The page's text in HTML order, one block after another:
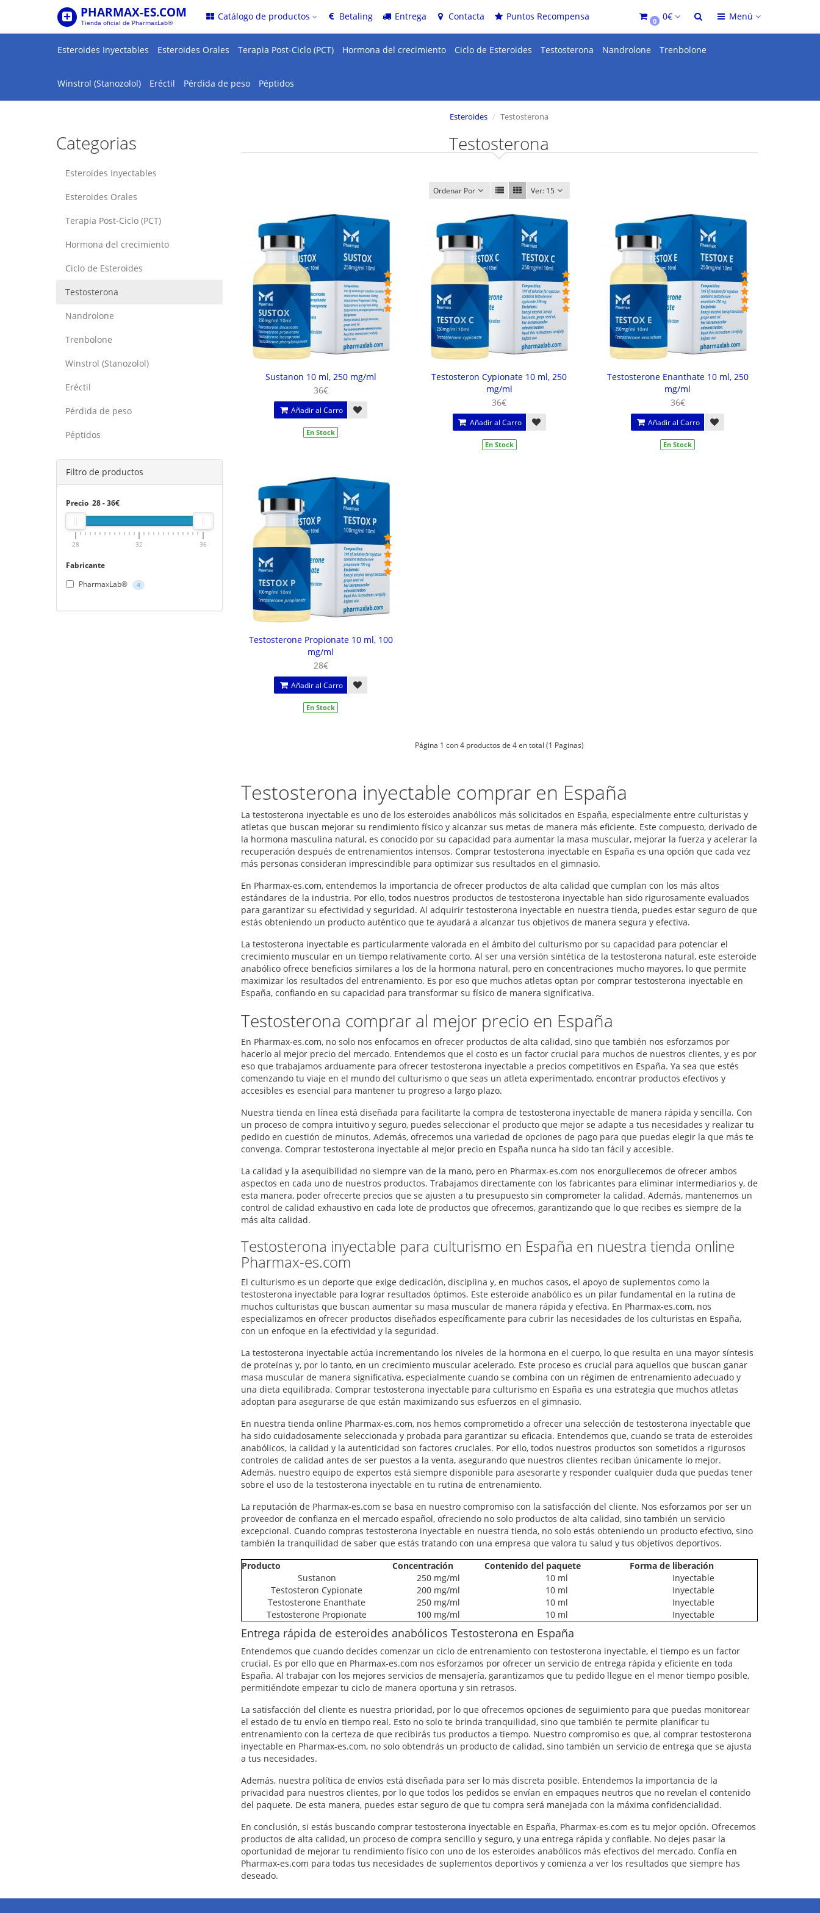
PHARMAX-ES.COM
Tienda oficial de PharmaxLab®
Catálogo de productos Betaling Entrega Contacta Puntos Recompensa 0 0€ Menú
Esteroides Inyectables Esteroides Orales Terapia Post-Ciclo (PCT) Hormona del crecimiento Ciclo de Esteroides Testosterona Nandrolone Trenbolone
Winstrol (Stanozolol) Eréctil Pérdida de peso Péptidos
Categorias
Esteroides Inyectables
Esteroides Orales
Terapia Post-Ciclo (PCT)
Hormona del crecimiento
Ciclo de Esteroides
Testosterona
Nandrolone
Trenbolone
Winstrol (Stanozolol)
Eréctil
Pérdida de peso
Péptidos
Filtro de productos
Precio 28-36€
28 32 36
Fabricante
PharmaxLab®
4
Esteroides Testosterona
Testosterona
Ordenar Por Ver: 15
Sustanon 10 ml, 250 mg/ml
36€
Añadir al Carro
En Stock
Testosteron Cypionate 10 ml, 250
mg/ml
36€
Añadir al Carro
En Stock
Testosterone Enanthate 10 ml, 250
mg/ml
36€
Añadir al Carro
En Stock
Testosterone Propionate 10 ml, 100
mg/ml
28€
Añadir al Carro
En Stock
Página 1 con 4 productos de 4 en total (1 Paginas)
Testosterona inyectable comprar en España
La testosterona inyectable es uno de los esteroides anabólicos más solicitados en España, especialmente entre culturistas y
atletas que buscan mejorar su rendimiento físico y alcanzar sus metas de manera más eficiente. Este compuesto, derivado de
la hormona masculina natural, es conocido por su capacidad para aumentar la masa muscular, mejorar la fuerza y acelerar la
recuperación después de entrenamientos intensos. Comprar testosterona inyectable en España es una opción que cada vez
más personas consideran imprescindible para optimizar sus resultados en el gimnasio.
En Pharmax-es.com, entendemos la importancia de ofrecer productos de alta calidad que cumplan con los más altos
estándares de la industria. Por ello, todos nuestros productos de testosterona inyectable han sido rigurosamente evaluados
para garantizar su efectividad y seguridad. Al adquirir testosterona inyectable en nuestra tienda, puedes estar seguro de que
estás obteniendo un producto auténtico que te ayudará a alcanzar tus objetivos de manera segura y efectiva.
La testosterona inyectable es particularmente valorada en el ámbito del culturismo por su capacidad para potenciar el
crecimiento muscular en un tiempo relativamente corto. Al ser una versión sintética de la testosterona natural, este esteroide
anabólico ofrece beneficios similares a los de la hormona natural, pero en concentraciones mucho mayores, lo que permite
maximizar los resultados del entrenamiento. Es por eso que muchos atletas optan por comprar testosterona inyectable en
España, confiando en su capacidad para transformar su físico de manera significativa.
Testosterona comprar al mejor precio en España
En Pharmax-es.com, no solo nos enfocamos en ofrecer productos de alta calidad, sino que también nos esforzamos por
hacerlo al mejor precio del mercado. Entendemos que el costo es un factor crucial para muchos de nuestros clientes, y es por
eso que trabajamos arduamente para ofrecer testosterona inyectable a precios competitivos en España. Ya sea que estés
comenzando tu viaje en el mundo del culturismo o que seas un atleta experimentado, encontrar productos efectivos y
accesibles es esencial para mantener tu progreso a largo plazo.
Nuestra tienda en línea está diseñada para facilitarte la compra de testosterona inyectable de manera rápida y sencilla. Con
un proceso de compra intuitivo y seguro, puedes seleccionar el producto que mejor se adapte a tus necesidades y realizar tu
pedido en cuestión de minutos. Además, ofrecemos una variedad de opciones de pago para que puedas elegir la que más te
convenga. Comprar testosterona inyectable al mejor precio en España nunca ha sido tan fácil y accesible.
La calidad y la asequibilidad no siempre van de la mano, pero en Pharmax-es.com nos enorgullecemos de ofrecer ambos
aspectos en cada uno de nuestros productos. Trabajamos directamente con los fabricantes para eliminar intermediarios y, de
esta manera, poder ofrecerte precios que se ajusten a tu presupuesto sin comprometer la calidad. Además, mantenemos un
control de calidad exhaustivo en cada lote de productos que ofrecemos, garantizando que lo que recibes es siempre de la
más alta calidad.
Testosterona inyectable para culturismo en España en nuestra tienda online
Pharmax-es.com
El culturismo es un deporte que exige dedicación, disciplina y, en muchos casos, el apoyo de suplementos como la
testosterona inyectable para lograr resultados óptimos. Este esteroide anabólico es un pilar fundamental en la rutina de
muchos culturistas que buscan aumentar su masa muscular de manera rápida y efectiva. En Pharmax-es.com, nos
especializamos en ofrecer productos diseñados específicamente para cubrir las necesidades de los culturistas en España,
con un enfoque en la efectividad y la seguridad.
La testosterona inyectable actúa incrementando los niveles de la hormona en el cuerpo, lo que resulta en una mayor síntesis
de proteínas y, por lo tanto, en un crecimiento muscular acelerado. Este proceso es crucial para aquellos que buscan ganar
masa muscular de manera significativa, especialmente cuando se combina con un régimen de entrenamiento adecuado y
una dieta equilibrada. Comprar testosterona inyectable para culturismo en España es una estrategia que muchos atletas
adoptan para asegurarse de que están maximizando sus esfuerzos en el gimnasio.
En nuestra tienda online Pharmax-es.com, nos hemos comprometido a ofrecer una selección de testosterona inyectable que
ha sido cuidadosamente seleccionada y probada para garantizar su eficacia. Entendemos que, cuando se trata de esteroides
anabólicos, la calidad y la autenticidad son factores cruciales. Por ello, todos nuestros productos son sometidos a rigurosos
controles de calidad antes de ser puestos a la venta, asegurando que nuestros clientes reciban únicamente lo mejor.
Además, nuestro equipo de expertos está siempre disponible para asesorarte y responder cualquier duda que puedas tener
sobre el uso de la testosterona inyectable en tu rutina de entrenamiento.
La reputación de Pharmax-es.com se basa en nuestro compromiso con la satisfacción del cliente. Nos esforzamos por ser un
proveedor de confianza en el mercado español, ofreciendo no solo productos de alta calidad, sino también un servicio
excepcional. Cuando compras testosterona inyectable en nuestra tienda, no solo estás obteniendo un producto efectivo, sino
también la tranquilidad de saber que estás tratando con una empresa que valora tu salud y tus objetivos deportivos.
Producto
Concentración Contenido del paquete
Forma de liberación
Sustanon
250 mg/ml 10 ml
Inyectable
Testosteron Cypionate
200 mg/ml 10 ml
Inyectable
Testosterone Enanthate
250 mg/ml 10 ml
Inyectable
Testosterone Propionate
100 mg/ml 10 ml Inyectable
Entrega rápida de esteroides anabólicos Testosterona en España
Entendemos que cuando decides comenzar un ciclo de entrenamiento con testosterona inyectable, el tiempo es un factor
crucial. Es por ello que en Pharmax-es.com nos esforzamos por ofrecer un servicio de entrega rápida y eficiente en toda
España. Al trabajar con los mejores servicios de mensajería, garantizamos que tu pedido llegue en el menor tiempo posible,
permitiéndote empezar tu ciclo de manera oportuna y sin retrasos.
La satisfacción del cliente es nuestra prioridad, por lo que ofrecemos opciones de seguimiento para que puedas monitorear
el estado de tu envío en tiempo real. Esto no solo te brinda tranquilidad, sino que también te permite planificar tu
entrenamiento con la certeza de que recibirás tus productos a tiempo. Nuestro compromiso es que, al comprar testosterona
inyectable en Pharmax-es.com, no solo obtendrás un producto de calidad, sino también un servicio de entrega que se ajusta
a tus necesidades.
Además, nuestra política de envíos está diseñada para ser lo más discreta posible. Entendemos la importancia de la
privacidad para nuestros clientes, por lo que todos los pedidos se envían en empaques neutros que no revelan el contenido
del paquete. De esta manera, puedes estar seguro de que tu compra será manejada con la máxima confidencialidad.
En conclusión, si estás buscando comprar testosterona inyectable en España, Pharmax-es.com es tu mejor opción. Ofrecemos
productos de alta calidad, un proceso de compra sencillo y seguro, y una entrega rápida y confiable. No dejes pasar la
oportunidad de mejorar tu rendimiento físico con uno de los esteroides anabólicos más efectivos del mercado. Confía en
Pharmax-es.com para todas tus necesidades de suplementos deportivos y comienza a ver los resultados que siempre has
deseado.